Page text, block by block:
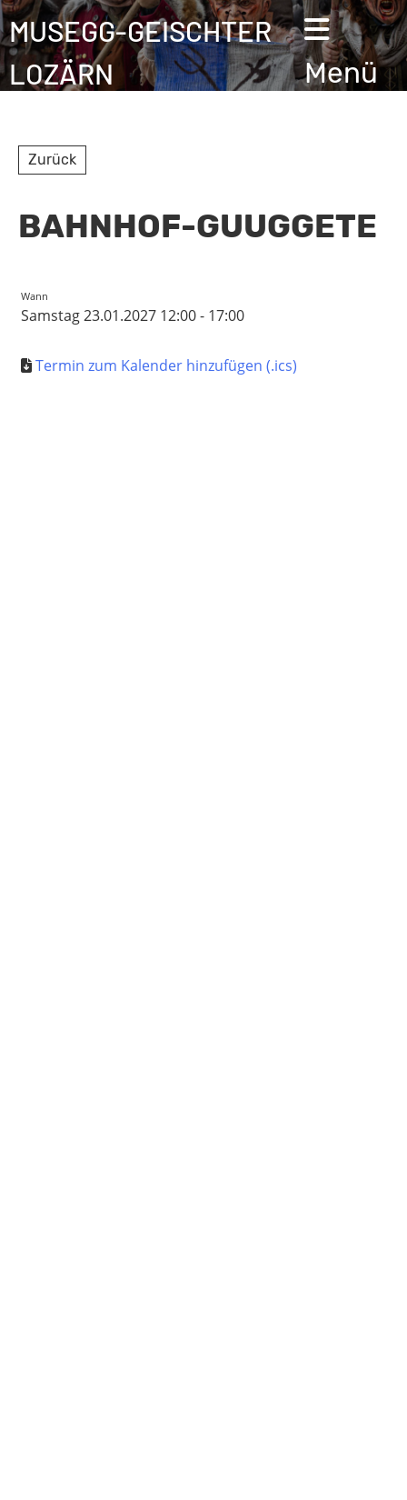
MUSEGG-GEISCHTER
LOZÄRN
Menü
Zurück
BAHNHOF-GUUGGETE
Wann
Samstag 23.01.2027 12:00 - 17:00
Termin zum Kalender hinzufügen (.ics)